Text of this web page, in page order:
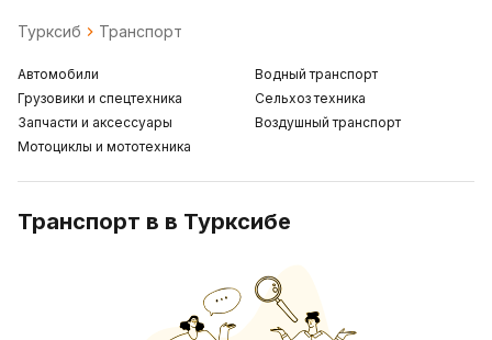
Турксиб Транспорт
Автомобили
Грузовики и спецтехника
Запчасти и аксессуары
Мотоциклы и мототехника
Водный транспорт
Сельхоз техника
Воздушный транспорт
Транспорт в в Турксибе